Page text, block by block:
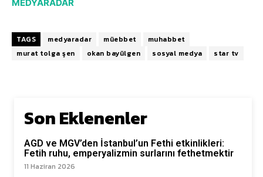
MEDYARADAR
TAGS medyaradar müebbet
muhabbet
murat tolga şen
okan bayülgen sosyal medya star tv
Son Eklenenler
AGD ve MGV’den İstanbul’un Fethi etkinlikleri:
Fetih ruhu, emperyalizmin surlarını fethetmektir
11 Haziran 2026